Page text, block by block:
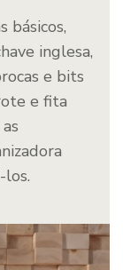
básicos,
inglesa,
e bits
e fita
los.